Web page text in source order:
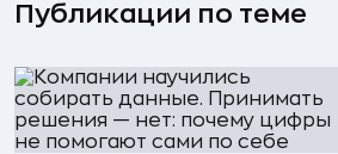
Публикации по теме